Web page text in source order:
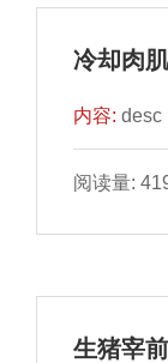
冷却肉
内容:desc
阅读量:
生猪宰